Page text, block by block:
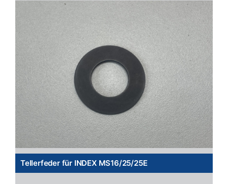
Tellerfeder für INDEX MS16/25/25E